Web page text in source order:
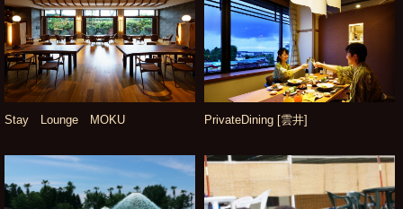
Stay Lounge MOKU PrivateDining [雲井]